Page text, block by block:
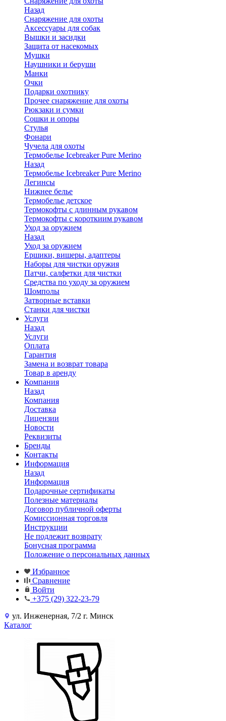
Назад
Снаряжение для охоты
Аксессуары для собак
Вышки и засидки
Защита от насекомых
Мушки
Наушники и беруши
Манки
Очки
Подарки охотнику
Прочее снаряжение для охоты
Рюкзаки и сумки
Сошки и опоры
Стулья
Фонари
Чучела для охоты
Термобелье Icebreaker Pure Merino
Назад
Термобелье Icebreaker Pure Merino
Легинсы
Нижнее белье
Термобелье детское
Термокофты с длинным рукавом
Термокофты с короткиим рукавом
Уход за оружием
Назад
Уход за оружием
Ершики, вишеры, адаптеры
Наборы для чистки оружия
Патчи, салфетки для чистки
Средства по уходу за оружием
Шомполы
Затворные вставки
Станки для чистки
Услуги
Назад
Услуги
Оплата
Гарантия
Замена и возврат товара
Товар в аренду
Компания
Назад
Компания
Доставка
Лицензии
Новости
Реквизиты
Бренды
Контакты
Информация
Назад
Информация
Подарочные сертификаты
Полезные материалы
Договор публичной оферты
Комиссионная торговля
Инструкции
Не подлежит возврату
Бонусная программа
Положение о персональных данных
Избранное
Сравнение
Войти
+375 (29) 322-23-79
ул. Инженерная, 7/2 г. Минск
Каталог